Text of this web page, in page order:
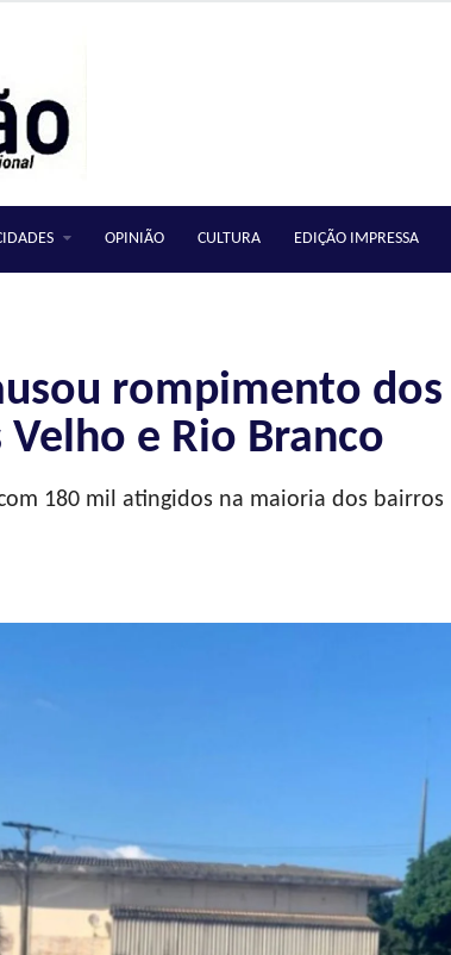
OPINIÃO CULTURA EDIÇÃO IMPRESSA
rompimento dos
e Rio Branco
180 mil atingidos na maioria dos bairros